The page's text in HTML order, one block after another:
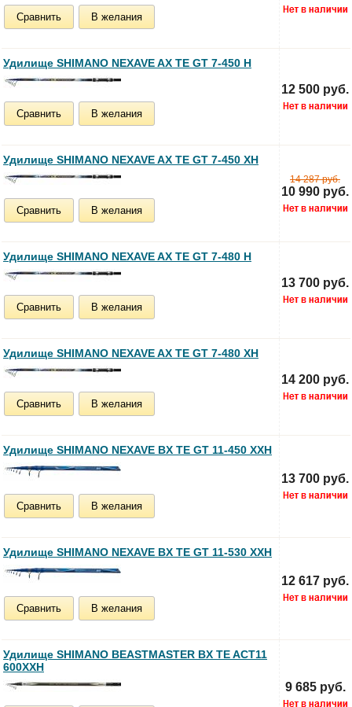
Сравнить В желания
Удилище SHIMANO NEXAVE AX TE GT 7-450 H
Сравнить В желания
12 500 руб.
Удилище SHIMANO NEXAVE AX TE GT 7-450 XH
Сравнить В желания
14 287 руб.
10 990 руб.
Удилище SHIMANO NEXAVE AX TE GT 7-480 H
Сравнить В желания
13 700 руб.
Удилище SHIMANO NEXAVE AX TE GT 7-480 XH
Сравнить В желания
14 200 руб.
Удилище SHIMANO NEXAVE BX TE GT 11-450 XXH
Сравнить В желания
13 700 руб.
Удилище SHIMANO NEXAVE BX TE GT 11-530 XXH
Сравнить В желания
12 617 руб.
Удилище SHIMANO BEASTMASTER BX TE ACT11
600XXH
9 685 руб.